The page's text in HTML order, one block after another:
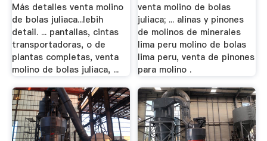
Más detalles venta molino
de bolas juliaca...lebih
detail. ... pantallas, cintas
transportadoras, o de
plantas completas, venta
molino de bolas juliaca, ...
venta molino de bolas
juliaca; ... alinas y pinones
de molinos de minerales
lima peru molino de bolas
lima peru, venta de pinones
para molino .